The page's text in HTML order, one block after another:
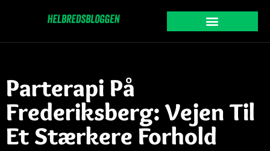
Parterapi På
Frederiksberg: Vejen Til
Et Stærkere Forhold